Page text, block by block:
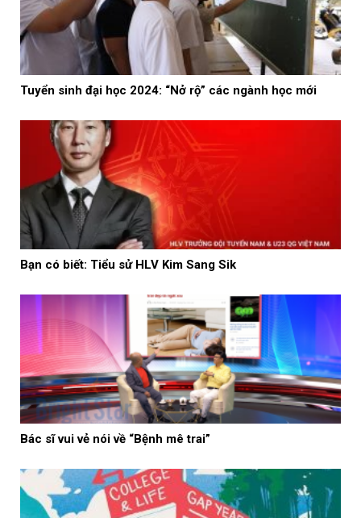
Tuyển sinh đại học 2024: “Nở rộ” các ngành học mới
Bạn có biết: Tiểu sử HLV Kim Sang Sik
Bác sĩ vui vẻ nói về “Bệnh mê trai”